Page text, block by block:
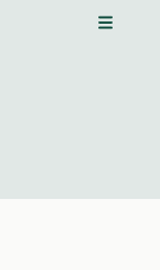
Open